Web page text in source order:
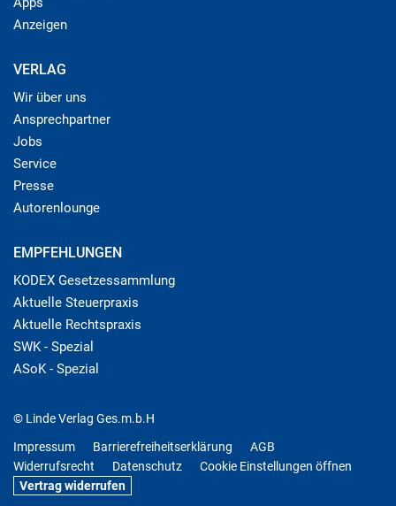
Anzeigen
VERLAG
Wir über uns
Ansprechpartner
Jobs
Service
Presse
Autorenlounge
EMPFEHLUNGEN
KODEX Gesetzessammlung
Aktuelle Steuerpraxis
Aktuelle Rechtspraxis
SWK - Spezial
ASoK - Spezial
© Linde Verlag Ges.m.b.H
Impressum
Barrierefreiheitserklärung
AGB
Widerrufsrecht
Datenschutz
Cookie Einstellungen öffnen
Vertrag widerrufen